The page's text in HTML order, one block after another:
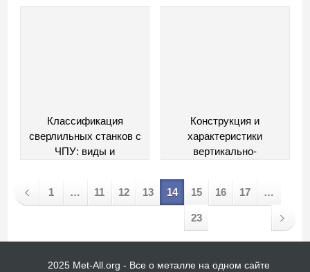
Классификация
сверлильных станков с
ЧПУ: виды и
Конструкция и
характеристики
вертикально-
1
… 11 12 13 14 15 16 17 …
23
2025 Met-All.org - Все о металле на одном сайте